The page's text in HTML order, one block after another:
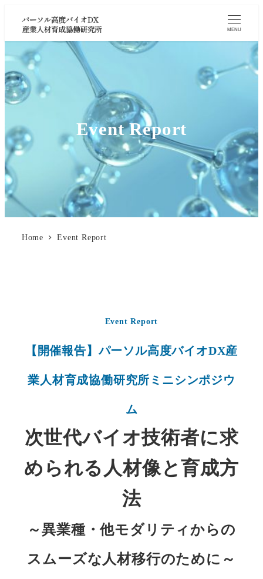
MENU
Event Report
Home Event Report
Event Report
【 開催報告】パーソル高度バイオDX産
業人材育成協働研究所ミニシンポジウ
ム
次世代バイオ技術者に求
められる人材像と育成方
法
～異業種・他モダリティからの
スムーズな人材移行のために～